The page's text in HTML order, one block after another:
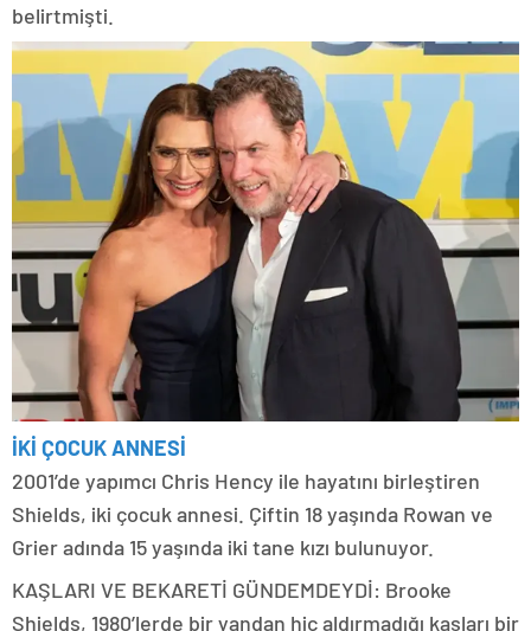
belirtmişti.
İKİ ÇOCUK ANNESİ
2001’de yapımcı Chris Hency ile hayatını birleştiren
Shields, iki çocuk annesi. Çiftin 18 yaşında Rowan ve
Grier adında 15 yaşında iki tane kızı bulunuyor.
KAŞLARI VE BEKARETİ GÜNDEMDEYDİ: Brooke
Shields, 1980’lerde bir yandan hiç aldırmadığı kaşları bir